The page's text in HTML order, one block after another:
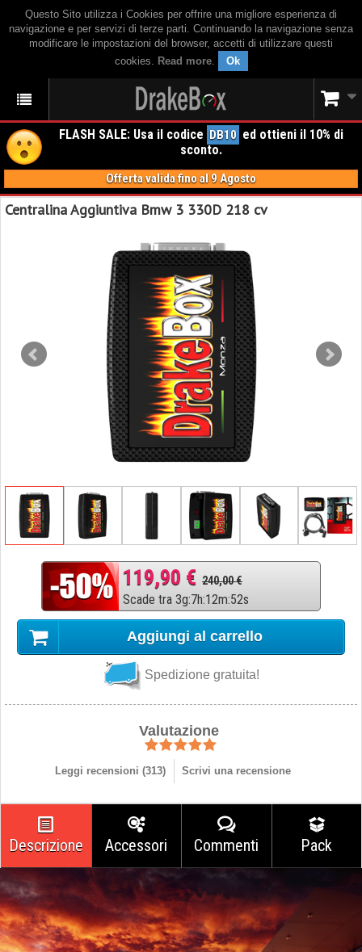
Questo Sito utilizza i Cookies per offrire una migliore esperienza di
navigazione e per servizi di terze parti. Continuando la navigazione senza
modificare le impostazioni del browser, accetti di utilizzare questi
cookies. Read more. Ok
FLASH SALE: Usa il codice DB10 ed ottieni il 10% di
sconto.
Offerta valida fino al 9 Agosto
Centralina Aggiuntiva Bmw 3 330D 218 cv
119,90 € 240,00 €
Scade tra 3g:7h:12m:51s
Aggiungi al carrello
Spedizione gratuita!
Valutazione
Leggi recensioni (313) Scrivi una recensione
Descrizione Accessori Commenti Pack